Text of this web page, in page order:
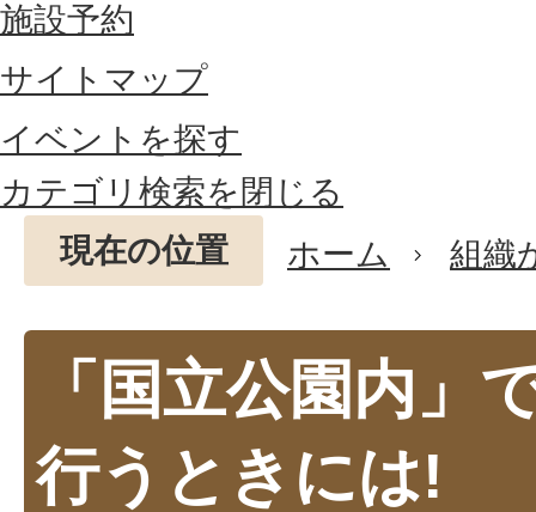
施設予約
サイトマップ
イベントを探す
カテゴリ検索を閉じる
現在の位置
ホーム 組織
「国立公園内」
行うときには!